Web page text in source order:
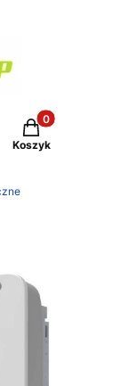
Produkty w
Koszyk